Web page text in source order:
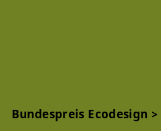
Bundespreis Ecodesign